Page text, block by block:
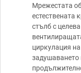
Мрежестата
естествената
стълб с
циркулация
задушаването